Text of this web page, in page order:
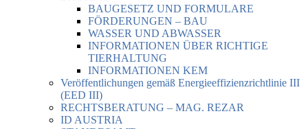
BAUGESETZ UND FORMULARE
FÖRDERUNGEN – BAU
WASSER UND ABWASSER
INFORMATIONEN ÜBER RICHTIGE
TIERHALTUNG
INFORMATIONEN KEM
Veröffentlichungen gemäß Energieeffizienzrichtlinie III
(EED III)
RECHTSBERATUNG – MAG. REZAR
ID AUSTRIA